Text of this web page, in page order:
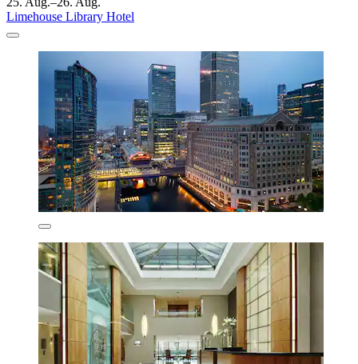
Limehouse Library Hotel